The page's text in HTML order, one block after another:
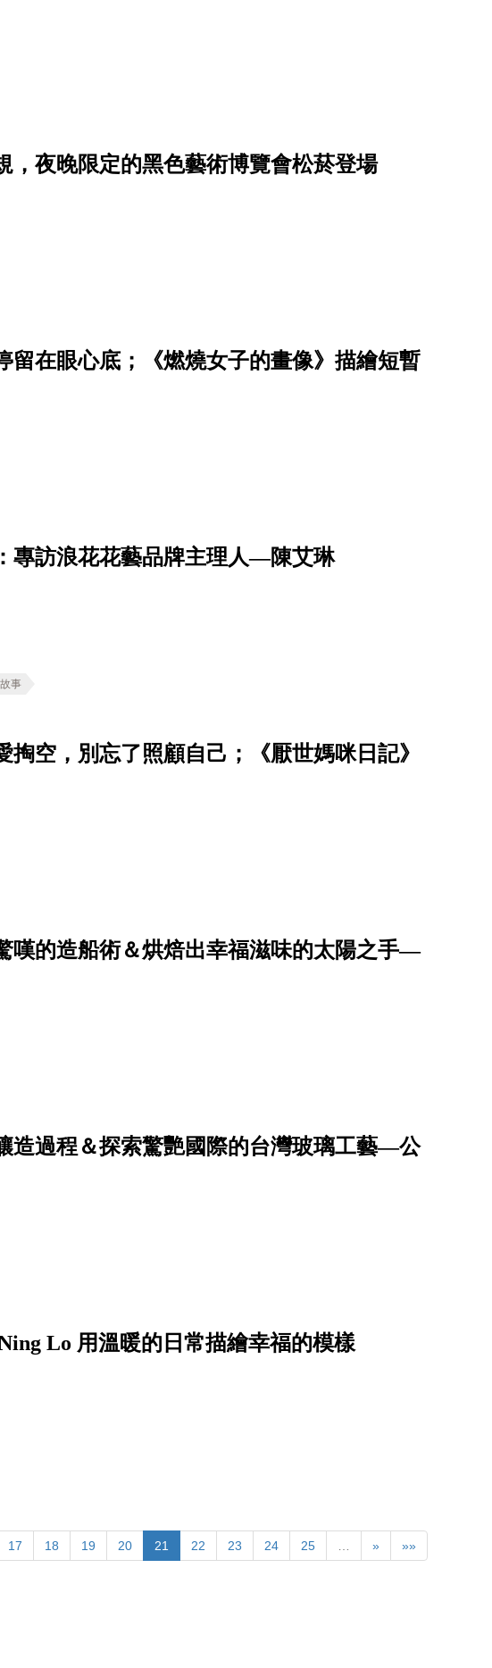
，夜晚限定的黑色藝術博覽會松菸登場
留在眼心底；《燃燒女子的畫像》描繪短暫
專訪浪花花藝品牌主理人—陳艾琳
事
空，別忘了照顧自己；《厭世媽咪日記》
嘆的造船術＆烘焙出幸福滋味的太陽之手—
造過程＆探索驚艷國際的台灣玻璃工藝—公
Lo 用溫暖的日常描繪幸福的模樣
17 18 19 20 21 22 23 24 25 … » »»